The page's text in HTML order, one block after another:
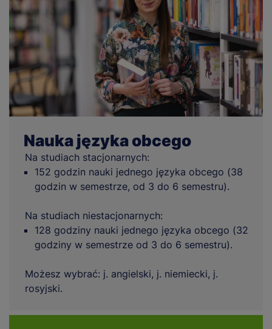
Nauka języka obcego
Na studiach stacjonarnych:
152 godzin nauki jednego języka obcego (38
godzin w semestrze, od 3 do 6 semestru).
Na studiach niestacjonarnych:
128 godziny nauki jednego języka obcego (32
godziny w semestrze od 3 do 6 semestru).
Możesz wybrać: j. angielski, j. niemiecki, j.
rosyjski.